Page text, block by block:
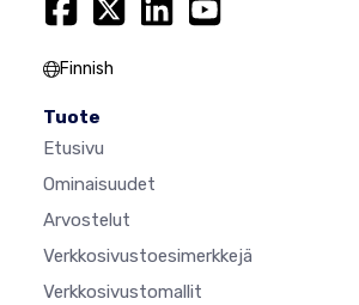
Finnish
Tuote
Etusivu
Ominaisuudet
Arvostelut
Verkkosivustoesimerkkejä
Verkkosivustomallit